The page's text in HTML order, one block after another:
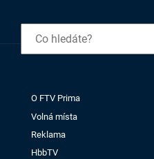
O FTV Prima
Volná místa
Reklama
HbbTV